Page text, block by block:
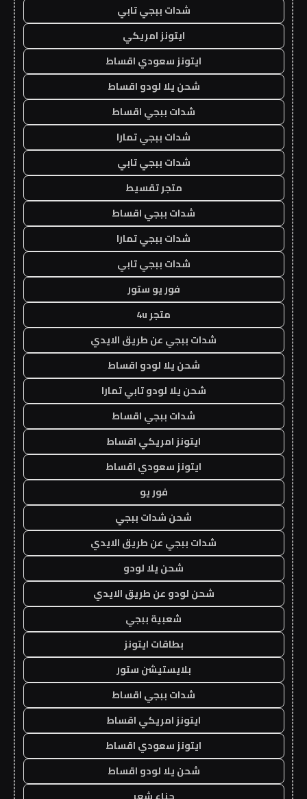
شدات ببجي تابي
ايتونز امريكي
ايتونز سعودي اقساط
شحن يلا لودو اقساط
شدات ببجي اقساط
شدات ببجي تمارا
شدات ببجي تابي
متجر تقسيط
شدات ببجي اقساط
شدات ببجي تمارا
شدات ببجي تابي
فور يو ستور
متجر 4u
شدات ببجي عن طريق الايدي
شحن يلا لودو اقساط
شحن يلا لودو تابي تمارا
شدات ببجي اقساط
ايتونز امريكي اقساط
ايتونز سعودي اقساط
فور يو
شحن شدات ببجي
شدات ببجي عن طريق الايدي
شحن يلا لودو
شحن لودو عن طريق الايدي
شعبية ببجي
بطاقات ايتونز
بلايستيشن ستور
شدات ببجي اقساط
ايتونز امريكي اقساط
ايتونز سعودي اقساط
شحن يلا لودو اقساط